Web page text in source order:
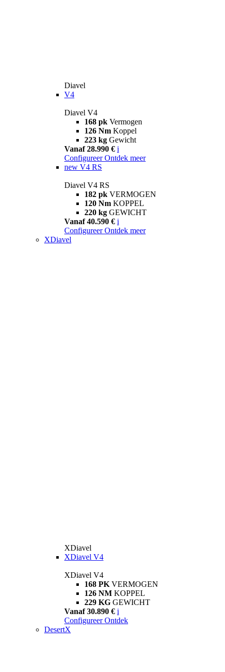
Diavel
V4
Diavel V4
168 pk Vermogen
126 Nm Koppel
223 kg Gewicht
Vanaf 28.990 € i
Configureer Ontdek meer
new V4 RS
Diavel V4 RS
182 pk VERMOGEN
120 Nm KOPPEL
220 kg GEWICHT
Vanaf 40.590 € i
Configureer Ontdek meer
XDiavel
XDiavel
XDiavel V4
XDiavel V4
168 PK VERMOGEN
126 NM KOPPEL
229 KG GEWICHT
Vanaf 30.890 € i
Configureer Ontdek
DesertX